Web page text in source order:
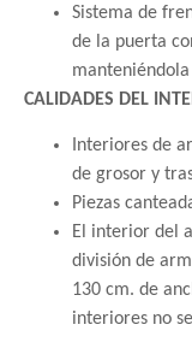
Sistema de
de la puerta
CALIDADES DEL
Interiores de
de grosor y
Piezas
El interior del
división de
130 cm. de
interiores no